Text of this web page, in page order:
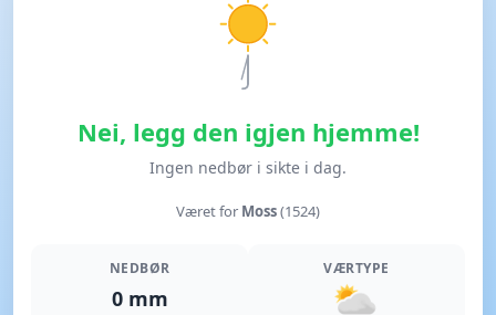
Nei, legg den igjen hjemme!
Ingen nedbør i sikte i dag.
Været for Moss(1524)
NEDBØR
0 mm
VÆRTYPE